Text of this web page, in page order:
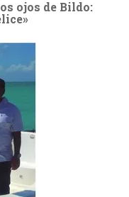
ojos de Bildo: